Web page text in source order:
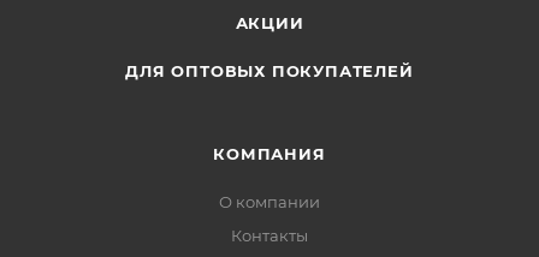
АКЦИИ
ДЛЯ ОПТОВЫХ ПОКУПАТЕЛЕЙ
КОМПАНИЯ
О компании
Контакты